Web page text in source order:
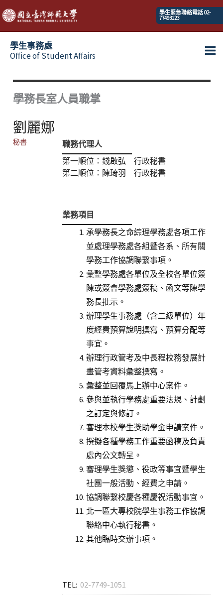
跳
至
主
學生緊急聯絡電話 02-
77493123
學生事務處
Office of Student Affairs
學務長室人員職掌
劉麗娜
秘書
職務代理人
第一順位：錢啟弘 行政秘書
第二順位：陳琦羽 行政秘書
業務項目
承學務長之命綜理學務處各項工作
並處理學務處各組暨各系、所有關
學務工作協調聯繫事項。
彙整學務處各單位及全校各單位簽
陳或簽會學務處簽稿、函文等陳學
務長批示。
辦理學生事務處（含二級單位）年
度經費預算說明撰寫、預算分配等
事宜。
辦理行政管考及中長程校務發展計
畫管考資料彙整撰寫。
彙整並回覆馬上辦中心案件。
參與並執行學務處重要法規、計劃
之訂定與修訂。
審理本校學生獎助學金申請案件。
撰擬各種學務工作重要函稿及負責
處內公文轉呈。
審理學生獎懲、役政等事宜暨學生
社團一般活動、經費之申請。
協調聯繫校慶各種慶祝活動事宜。
北一區大專校院學生事務工作協調
聯絡中心執行秘書。
其他臨時交辦事項。
TEL: 02-7749-1051